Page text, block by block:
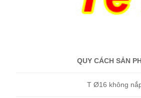
QUY CÁCH SẢN
T Ø16 không